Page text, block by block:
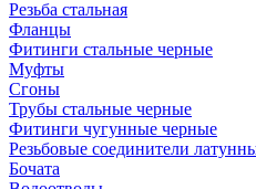
Резьба стальная
Фланцы
Фитинги стальные черные
Муфты
Сгоны
Трубы стальные черные
Фитинги чугунные черные
Резьбовые соединители
Бочата